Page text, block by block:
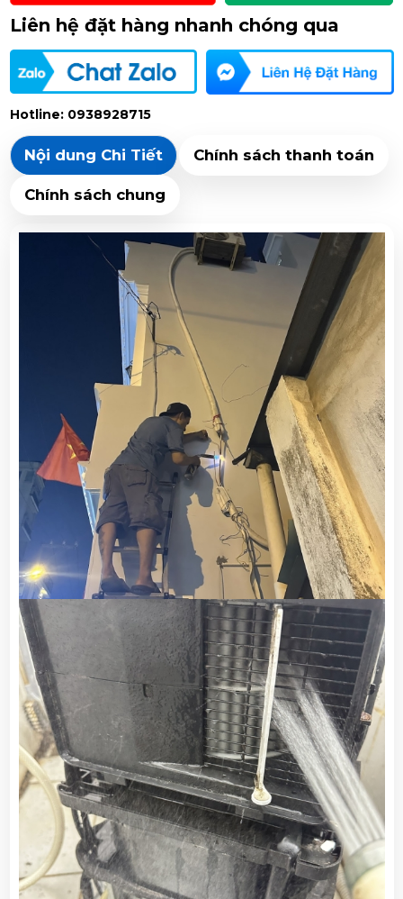
Liên hệ đặt hàng nhanh chóng qua
Hotline: 0938928715
Nội dung Chi Tiết Chính sách thanh toán
Chính sách chung